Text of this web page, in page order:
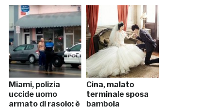
Miami, polizia
uccide uomo
armato di rasoio: è
Cina, malato
terminale sposa
bambola